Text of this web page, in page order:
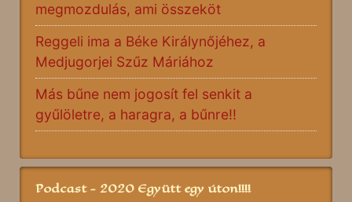
megmozdulás, ami összeköt
Reggeli ima a Béke Királynőjéhez, a
Medjugorjei Szűz Máriához
Más bűne nem jogosít fel senkit a
gyűlöletre, a haragra, a bűnre!!
Podcast - 2020 Együtt egy úton!!!!